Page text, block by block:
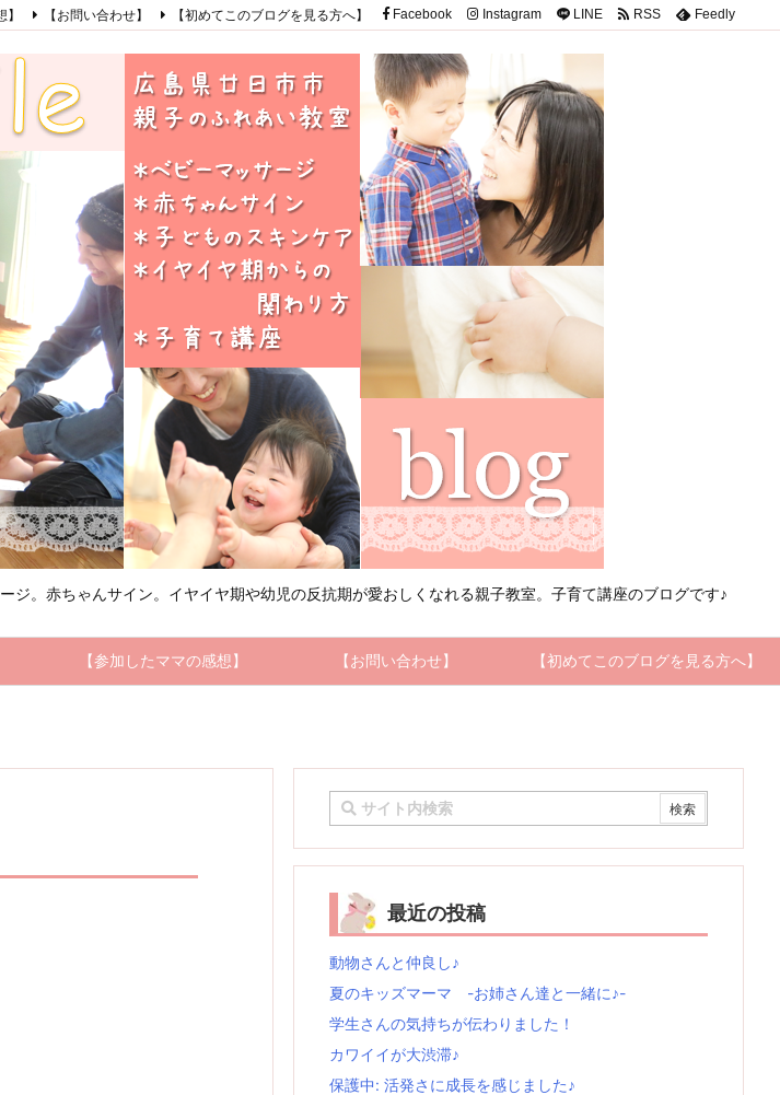
。赤ちゃんサイン。イヤイヤ期や幼児の反抗期が愛おしくなれる親子教室。子育て講座のブログです♪
【参加したママの感想】 【お問い合わせ】 【初めてこのブログを見る方へ】
【お問い合わせ】 【初めてこのブログを見る方へ】 Facebook Instagram LINE RSS Feedly
最近の投稿
動物さんと仲良し♪
夏のキッズマーマ -お姉さん達と一緒に♪-
学生さんの気持ちが伝わりました！
カワイイが大渋滞♪
保護中: 活発さに成長を感じました♪